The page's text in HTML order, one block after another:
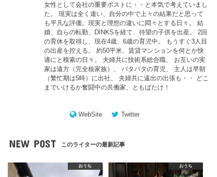
女性として会社の重要ポストに・・と本気で考えていまし
た。 現実は全く違い、自分の中で上々の結果だと思って
も平凡な評価。現実と理想の違いに悶々とする日々。 結
婚、自らの転勤、DINKSを経て、待望の子供を出産。 2回
の育休を取得し、現在4歳、6歳の育児中。 もうすぐ3人目
の出産を控える。 約50平米、賃貸マンションを何とか快
適にと模索の日々。 夫婦共に技術系総合職、 お互いの実
家は遠方（完全核家族）、 バタバタの育児、 主人は早朝
（繁忙期は5時）に出社、 夫婦共に遠出の出張も・・ どこ
までいけるか奮闘中の共働家、ともばたけ！
WebSite Twitter
NEW POST このライターの最新記事
おうち おうち